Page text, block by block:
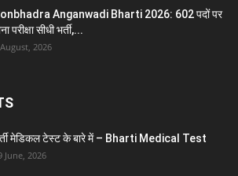
Anganwadi Bharti 2026: 602 पदों पर
परीक्षा सीधी भर्ती,...
2026
मेडिकल टेस्ट के बारे में – Bharti Medical Test
June, 2026